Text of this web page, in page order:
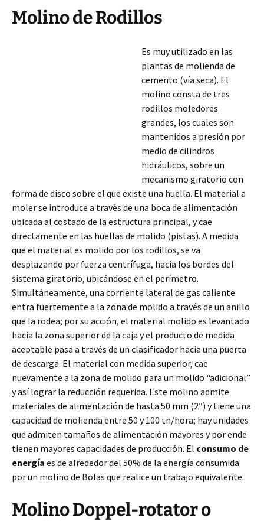
Molino de Rodillos
Es muy utilizado en las
plantas de molienda de
cemento (vía seca). El
molino consta de tres
rodillos moledores
grandes, los cuales son
mantenidos a presión por
medio de cilindros
hidráulicos, sobre un
mecanismo giratorio con
forma de disco sobre el que existe una huella. El material a
moler se introduce a través de una boca de alimentación
ubicada al costado de la estructura principal, y cae
directamente en las huellas de molido (pistas). A medida
que el material es molido por los rodillos, se va
desplazando por fuerza centrífuga, hacia los bordes del
sistema giratorio, ubicándose en el perímetro.
Simultáneamente, una corriente lateral de gas caliente
entra fuertemente a la zona de molido a través de un anillo
que la rodea; por su acción, el material molido es levantado
hacia la zona superior de la caja y el producto de medida
aceptable pasa a través de un clasificador hacia una puerta
de descarga. El material con medida superior, cae
nuevamente a la zona de molido para un molido “adicional”
y así lograr la reducción requerida. Este molino admite
materiales de alimentación de hasta 50 mm (2″) y tiene una
capacidad de molienda entre 50 y 100 tn/hora; hay unidades
que admiten tamaños de alimentación mayores y por ende
tienen mayores capacidades de producción. El consumo de
energía es de alrededor del 50% de la energía consumida
por un molino de Bolas que realice un trabajo equivalente.
Molino Doppel-rotator o